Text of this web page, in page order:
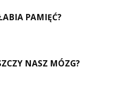
PAMIĘĆ?
NASZ MÓZG?